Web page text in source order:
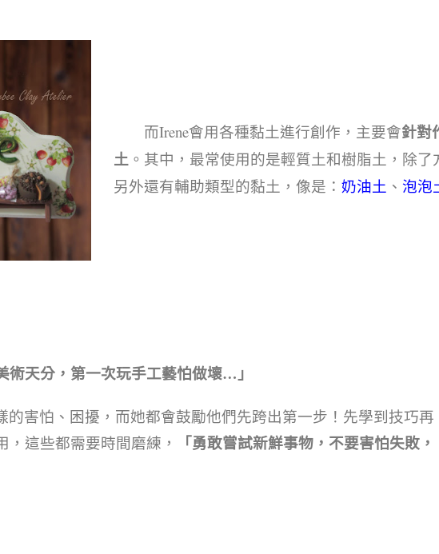
而Irene會用各種黏土進行創作，主要會針對
土 。其中，最常使用的是輕質土和樹脂土，除
另外還有輔助類型的黏土，像是： 奶油土 、 泡泡
術天分，第一次玩手工藝怕做壞…」
害怕、困擾，而她都會鼓勵他們先跨出第一步！先學到技巧再
這些都需要時間磨練，
「勇敢嘗試新鮮事物，不要害怕失敗，